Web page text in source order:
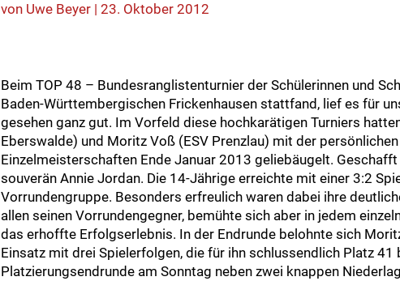
von Uwe Beyer | 23. Oktober 2012
Beim TOP 48 – Bundesranglistenturnier der Schülerinnen und
Baden-Württembergischen Frickenhausen stattfand, lief es für
gesehen ganz gut. Im Vorfeld diese hochkarätigen Turniers
Eberswalde) und Moritz Voß (ESV Prenzlau) mit der
Einzelmeisterschaften Ende Januar 2013 geliebäugelt.
souverän Annie Jordan. Die 14-Jährige erreichte mit einer 3:2
Vorrundengruppe. Besonders erfreulich waren dabei ihre
allen seinen Vorrundengegner, bemühte sich aber in jedem
das erhoffte Erfolgserlebnis. In der Endrunde belohnte sich
Einsatz mit drei Spielerfolgen, die für ihn schlussendlich Platz 41
Platzierungsendrunde am Sonntag neben zwei knappen